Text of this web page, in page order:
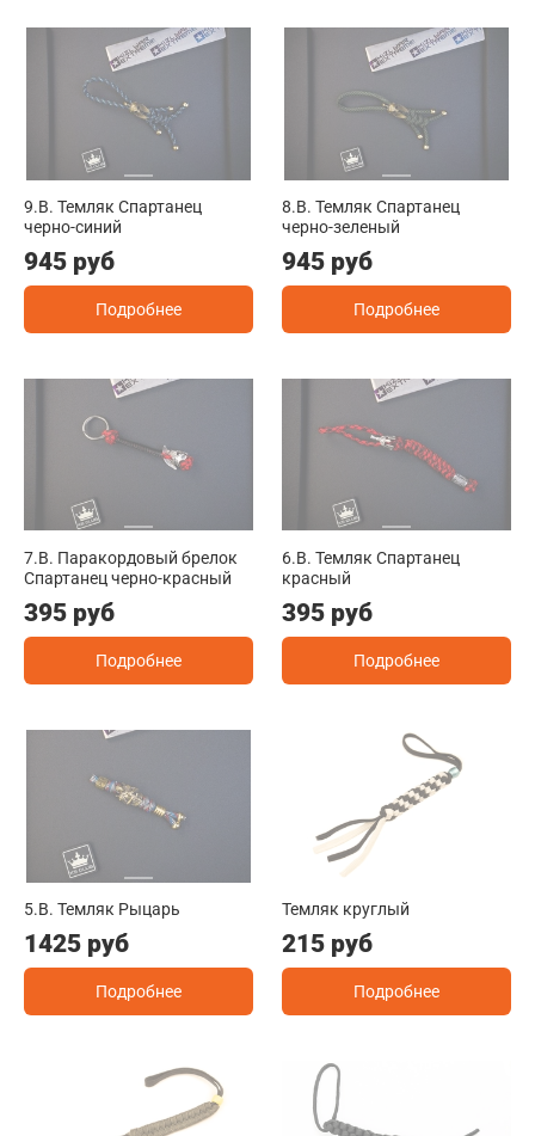
9.B. Темляк Спартанец
черно-синий
945 руб
Подробнее
8.B. Темляк Спартанец
черно-зеленый
945 руб
Подробнее
7.B. Паракордовый брелок
Спартанец черно-красный
395 руб
Подробнее
6.B. Темляк Спартанец
красный
395 руб
Подробнее
5.B. Темляк Рыцарь
1425 руб
Подробнее
Темляк круглый
215 руб
Подробнее